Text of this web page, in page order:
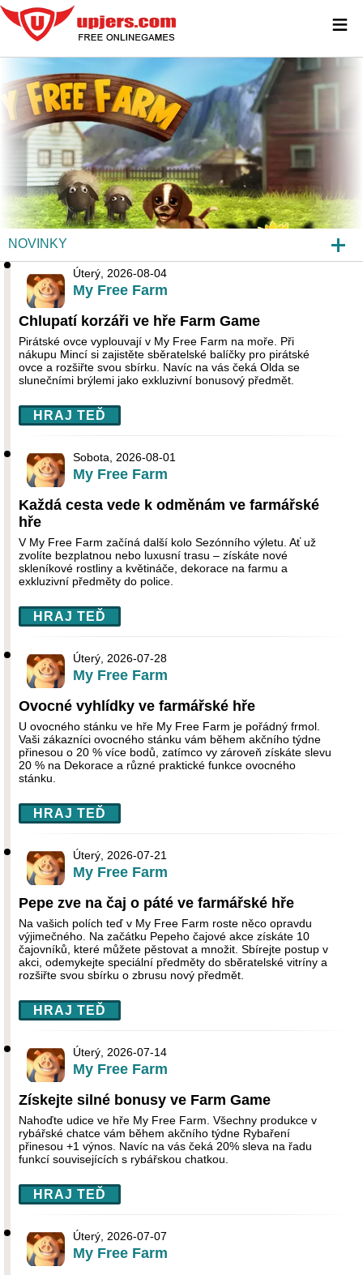
MY FREE FARM
NOVINKY
NÁHLEDY HER
ČKO
Úterý, 2026-08-04
My Free Farm
Chlupatí korzáři ve hře Farm Game
Pirátské ovce vyplouvají v My Free Farm na moře. Při
nákupu Mincí si zajistěte sběratelské balíčky pro pirátské
ovce a rozšiřte svou sbírku. Navíc na vás čeká Olda se
slunečními brýlemi jako exkluzivní bonusový předmět.
HRAJ TEĎ
Sobota, 2026-08-01
My Free Farm
Každá cesta vede k odměnám ve farmářské
hře
V My Free Farm začíná další kolo Sezónního výletu. Ať už
zvolíte bezplatnou nebo luxusní trasu – získáte nové
skleníkové rostliny a květináče, dekorace na farmu a
exkluzivní předměty do police.
HRAJ TEĎ
Úterý, 2026-07-28
My Free Farm
Ovocné vyhlídky ve farmářské hře
U ovocného stánku ve hře My Free Farm je pořádný frmol.
Vaši zákazníci ovocného stánku vám během akčního týdne
přinesou o 20 % více bodů, zatímco vy zároveň získáte slevu
20 % na Dekorace a různé praktické funkce ovocného
stánku.
HRAJ TEĎ
Úterý, 2026-07-21
My Free Farm
Pepe zve na čaj o páté ve farmářské hře
Na vašich polích teď v My Free Farm roste něco opravdu
výjimečného. Na začátku Pepeho čajové akce získáte 10
čajovníků, které můžete pěstovat a množit. Sbírejte postup v
akci, odemykejte speciální předměty do sběratelské vitríny a
rozšiřte svou sbírku o zbrusu nový předmět.
HRAJ TEĎ
Úterý, 2026-07-14
My Free Farm
Získejte silné bonusy ve Farm Game
Nahoďte udice ve hře My Free Farm. Všechny produkce v
rybářské chatce vám během akčního týdne Rybaření
přinesou +1 výnos. Navíc na vás čeká 20% sleva na řadu
funkcí souvisejících s rybářskou chatkou.
HRAJ TEĎ
Úterý, 2026-07-07
My Free Farm
≡